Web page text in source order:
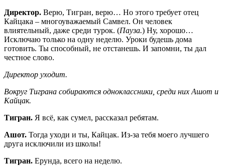
Директор. Верю, Тигран, верю… Но этого требует отец
Кайцака – многоуважаемый Самвел. Он человек
влиятельный, даже среди турок. (Пауза.) Ну, хорошо…
Исключаю только на одну неделю. Уроки будешь дома
готовить. Ты способный, не отстанешь. И запомни, ты дал
честное слово.
Директор уходит.
Вокруг Тиграна собираются одноклассники, среди них Ашот и
Кайцак.
Тигран. Я всё, как сумел, рассказал ребятам.
Ашот. Тогда уходи и ты, Кайцак. Из-за тебя моего лучшего
друга исключили из школы!
Тигран. Ерунда, всего на неделю.